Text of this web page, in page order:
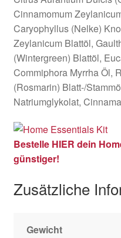
Cinnamomum
Caryophyllus (Nelke)
Zeylanicum Blattöl,
(Wintergreen) Blattöl,
Commiphora Myrrha Öl,
(Rosmarin) Blatt-/
Natriumglykolat,
Bestelle HIER dein
günstiger!
Zusätzliche
Gewicht